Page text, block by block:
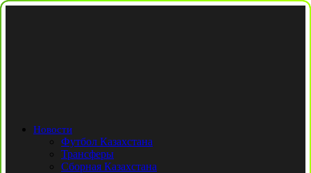
Новости
Футбол Казахстана
Трансферы
Сборная Казахстана